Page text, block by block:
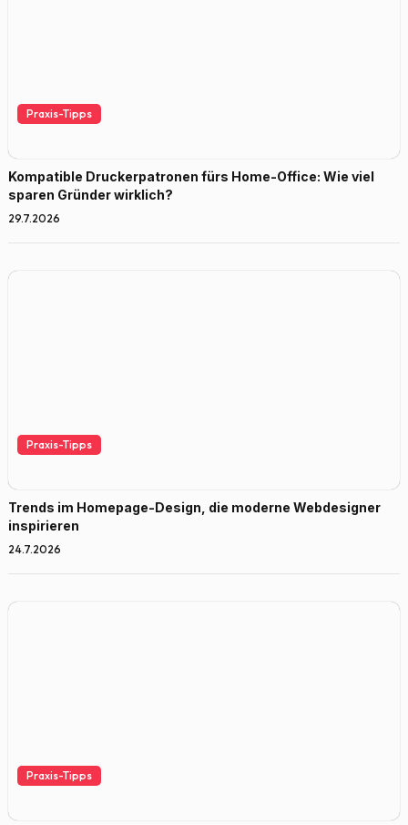
Praxis-Tipps
Kompatible Druckerpatronen fürs Home-Office: Wie viel
sparen Gründer wirklich?
29.7.2026
Praxis-Tipps
Trends im Homepage-Design, die moderne Webdesigner
inspirieren
24.7.2026
Praxis-Tipps